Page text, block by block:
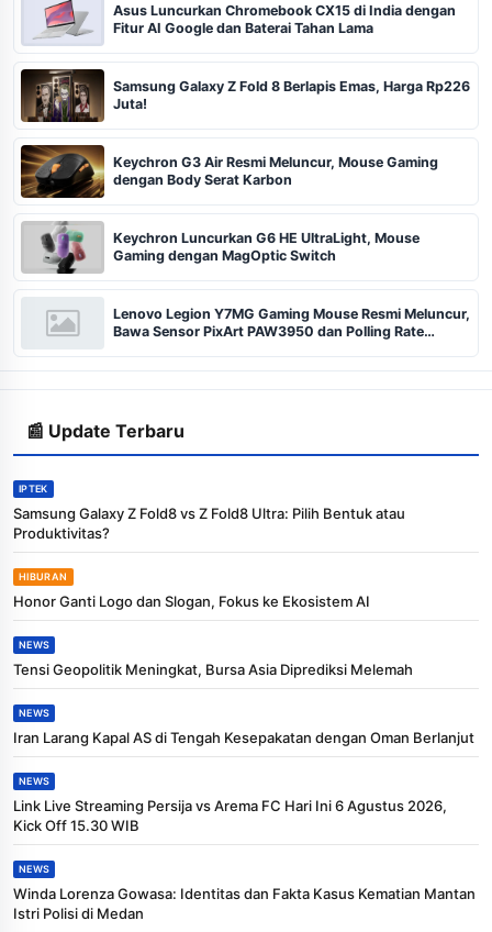
Asus Luncurkan Chromebook CX15 di India dengan
Fitur AI Google dan Baterai Tahan Lama
Samsung Galaxy Z Fold 8 Berlapis Emas, Harga Rp226
Juta!
Keychron G3 Air Resmi Meluncur, Mouse Gaming
dengan Body Serat Karbon
Keychron Luncurkan G6 HE UltraLight, Mouse
Gaming dengan MagOptic Switch
Lenovo Legion Y7MG Gaming Mouse Resmi Meluncur,
Bawa Sensor PixArt PAW3950 dan Polling Rate
📰 Update Terbaru
IPTEK
Samsung Galaxy Z Fold8 vs Z Fold8 Ultra: Pilih Bentuk atau
Produktivitas?
HIBURAN
Honor Ganti Logo dan Slogan, Fokus ke Ekosistem AI
NEWS
Tensi Geopolitik Meningkat, Bursa Asia Diprediksi Melemah
NEWS
Iran Larang Kapal AS di Tengah Kesepakatan dengan Oman Berlanjut
NEWS
Link Live Streaming Persija vs Arema FC Hari Ini 6 Agustus 2026,
Kick Off 15.30 WIB
NEWS
Winda Lorenza Gowasa: Identitas dan Fakta Kasus Kematian Mantan
Istri Polisi di Medan